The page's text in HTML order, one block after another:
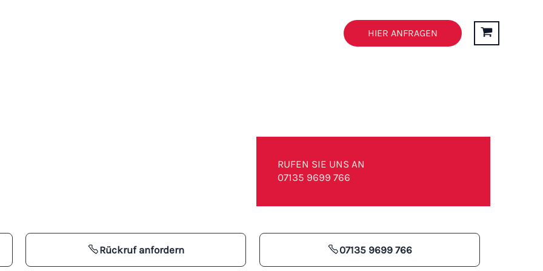
HIER ANFRAGEN
RUFEN SIE UNS AN
07135 9699 766
Rückruf anfordern 07135 9699 766